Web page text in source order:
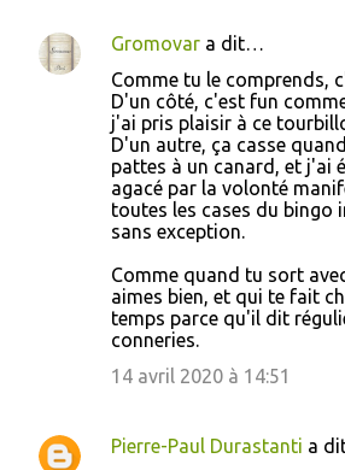
t
a
Gromovar a dit…
Comme tu le comprends,
D'un côté, c'est fun
j'ai pris plaisir à ce
D'un autre, ça casse
pattes à un canard, et j'ai
agacé par la volonté
toutes les cases du bingo
sans exception.
Comme quand tu sort
aimes bien, et qui te fait
temps parce qu'il dit
conneries.
14 avril 2020 à 14:51
Pierre-Paul Durastanti a